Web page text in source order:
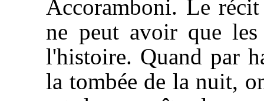
Accoramboni. Le
ne peut avoir que les
l'histoire. Quand par
la tombée de la nuit,